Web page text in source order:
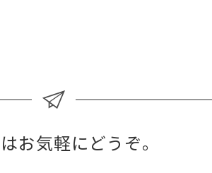
お気軽にどうぞ。